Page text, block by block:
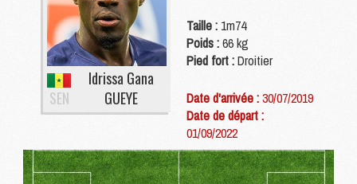
SEN
Idrissa Gana
GUEYE
Taille : 1m74
Poids :66 kg
Pied fort :Droitier
Date d'arrivée :30/07/2019
Date de départ :
01/09/2022